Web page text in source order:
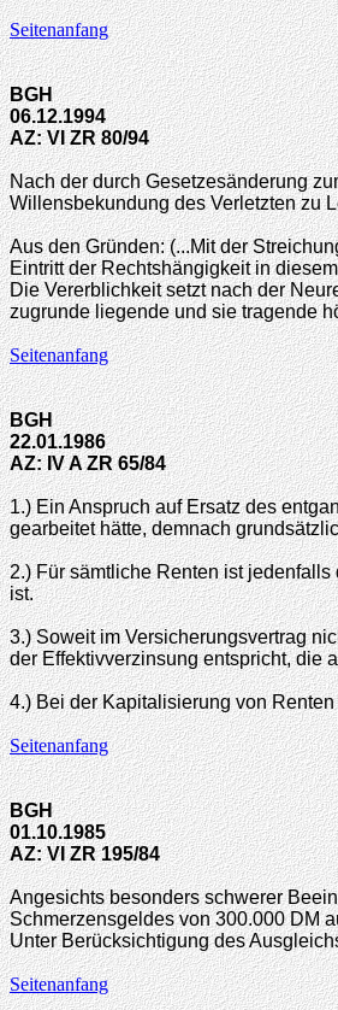
Seitenanfang
BGH
06.12.1994
AZ: VI ZR 80/94
Nach der durch Gesetzesänderung
Willensbekundung des Verletzten zu
Aus den Gründen: (...Mit der
Eintritt der Rechtshängigkeit in
Die Vererblichkeit setzt nach der
zugrunde liegende und sie tragende
Seitenanfang
BGH
22.01.1986
AZ: IV A ZR 65/84
1.) Ein Anspruch auf Ersatz des
gearbeitet hätte, demnach
2.) Für sämtliche Renten ist
ist.
3.) Soweit im Versicherungsvertrag
der Effektivverzinsung entspricht, die
4.) Bei der Kapitalisierung von
Seitenanfang
BGH
01.10.1985
AZ: VI ZR 195/84
Angesichts besonders schwerer
Schmerzensgeldes von 300.000 DM
Unter Berücksichtigung des
Seitenanfang